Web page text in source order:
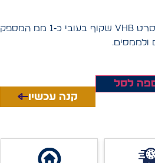
דבק דו צדדי 3M שקוף (4910) ברוחב 19 מ”מ ובאורך 1.7 מטר – סרט VHB שקוף בעובי כ‑1 ממ המספק
ולממסים.
לסל
קנה עכשיו